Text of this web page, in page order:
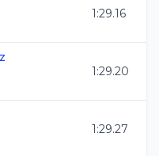
1:29.16
1:29.20
1:29.27